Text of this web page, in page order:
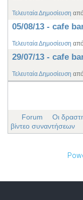
Τελευταία Δημοσίευση από
05/08/13 - cafe
Τελευταία Δημοσίευση από
29/07/13 - cafe
Τελευταία Δημοσίευση από
Forum Οι
βίντεο συναντήσεων